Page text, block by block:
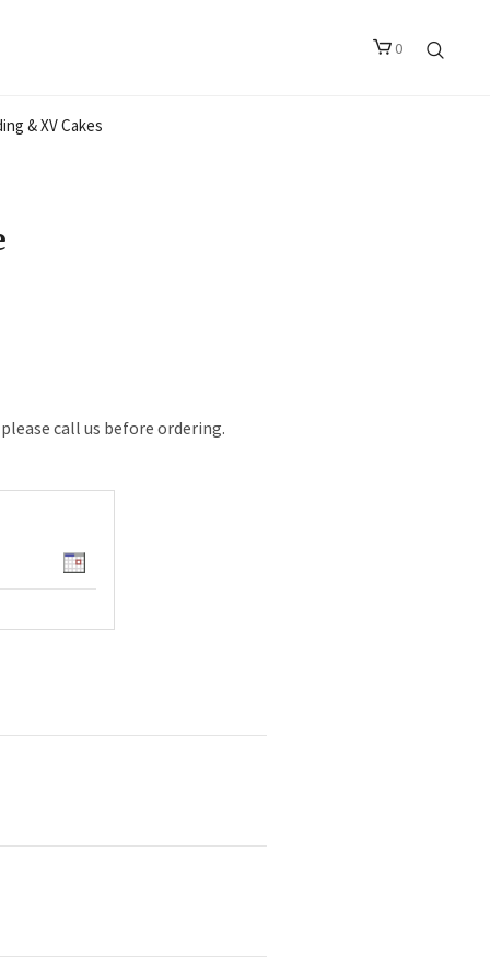
0
& XV Cakes
call us before ordering.